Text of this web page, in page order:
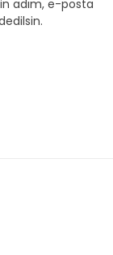
adım, e-posta